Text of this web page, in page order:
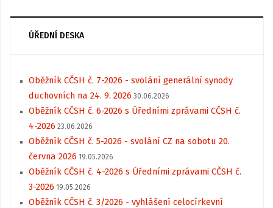
ÚŘEDNÍ DESKA
Oběžník CČSH č. 7-2026 - svolání generální synody
duchovních na 24. 9. 2026 30.06.2026
Oběžník CČSH č. 6-2026 s Úředními zprávami CČSH č.
4-2026 23.06.2026
Oběžník CČSH č. 5-2026 - svolání CZ na sobotu 20.
června 2026 19.05.2026
Oběžník CČSH č. 4-2026 s Úředními zprávami CČSH č.
3-2026 19.05.2026
Oběžník CČSH č. 3/2026 - vyhlášení celocírkevní